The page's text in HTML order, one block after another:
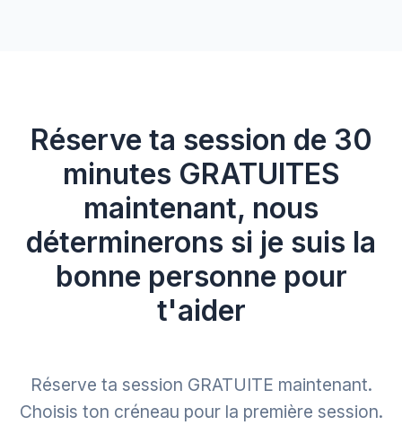
Réserve ta session de 30
minutes GRATUITES
maintenant, nous
déterminerons si je suis la
bonne personne pour
t'aider
Réserve ta session GRATUITE maintenant.
Choisis ton créneau pour la première session.